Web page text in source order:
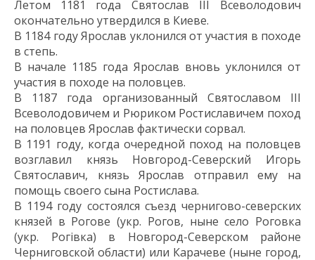
Летом 1181 года Святослав III
Всеволодович
окончательно утвердился в Киеве.
В 1184 году Ярослав уклонился от участия в походе
в степь.
В начале 1185 года Ярослав вновь уклонился от
участия в походе на половцев.
В 1187 года организованный Святославом III
Всеволодовичем и Рюриком Ростиславичем поход
на половцев Ярослав фактически сорвал.
В 1191 году, когда очередной поход на половцев
возглавил князь Новгород-Северский Игорь
Святославич, князьЯрослав отправил ему на
помощь своего сына Ростислава.
В 1194 году состоялся съезд чернигово-северских
князей в Рогове (укр. Рогов, ныне село Роговка
(укр. Рогівка) в Новгород-Северском районе
Черниговской области) или Карачеве (ныне город,